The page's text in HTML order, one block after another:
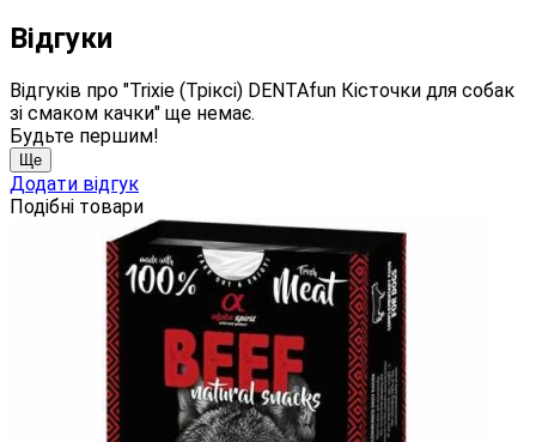
Відгуки
Відгуків про "Trixie (Тріксі) DENTAfun Кісточки для собак
зі смаком качки" ще немає.
Будьте першим!
Ще
Додати відгук
Подібні товари